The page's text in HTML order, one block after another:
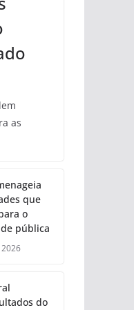
as
que
o
pública
do